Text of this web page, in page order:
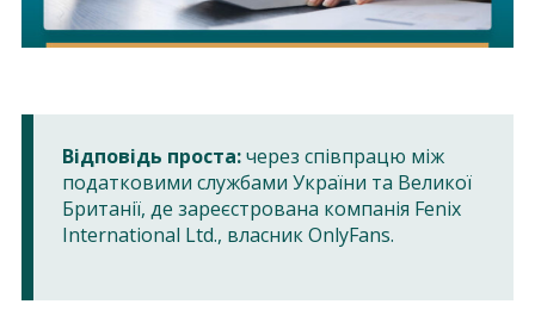
Відповідь проста:через співпрацю між
податковими службами України та Великої
Британії, де зареєстрована компанія Fenix
International Ltd., власник OnlyFans.